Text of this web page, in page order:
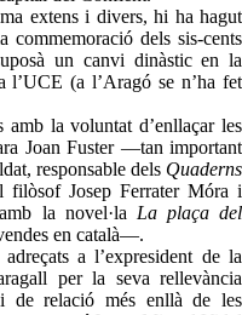
extens i divers, hi ha hagut
commemoració dels sis-cents
un canvi dinàstic en la
l’UCE (a l’Aragó se n’ha fet
amb la voluntat d’enllaçar les
Joan Fuster —tan important
responsable dels Quaderns
Josep Ferrater Móra i
la novel·la La plaça del
en català—.
a l’expresident de la
per la seva rellevància
de relació més enllà de les